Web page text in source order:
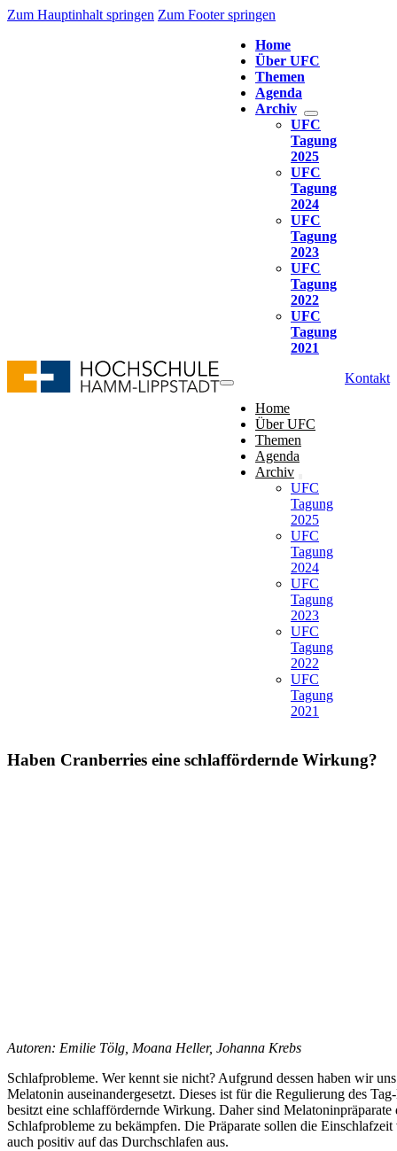
Zum Hauptinhalt springen Zum Footer springen
Home
Über UFC
Themen
Agenda
Archiv
UFC
Tagung
2025
UFC
Tagung
2024
UFC
Tagung
2023
UFC
Tagung
2022
UFC
Tagung
2021
Home
Über UFC
Themen
Agenda
Archiv
UFC
Tagung
2025
UFC
Tagung
2024
UFC
Tagung
2023
UFC
Tagung
2022
UFC
Tagung
2021
Kontakt
Haben Cranberries eine schlaffördernde Wirkung?
Autoren: Emilie Tölg, Moana Heller, Johanna Krebs
Schlafprobleme. Wer kennt sie nicht? Aufgrund dessen haben wir
Melatonin auseinandergesetzt. Dieses ist für die Regulierung des
besitzt eine schlaffördernde Wirkung. Daher sind
Schlafprobleme zu bekämpfen. Die Präparate sollen die
auch positiv auf das Durchschlafen aus.